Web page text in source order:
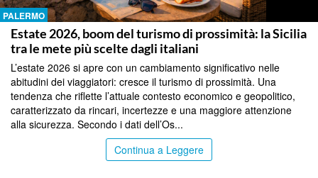
PALERMO
Estate 2026, boom del turismo di prossimità: la Sicilia
tra le mete più scelte dagli italiani
L’estate 2026 si apre con un cambiamento significativo nelle
abitudini dei viaggiatori: cresce il turismo di prossimità. Una
tendenza che riflette l’attuale contesto economico e geopolitico,
caratterizzato da rincari, incertezze e una maggiore attenzione
alla sicurezza. Secondo i dati dell’Os...
Continua a Leggere